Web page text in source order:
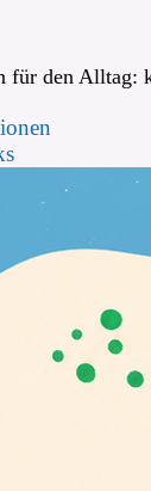
für den Alltag: